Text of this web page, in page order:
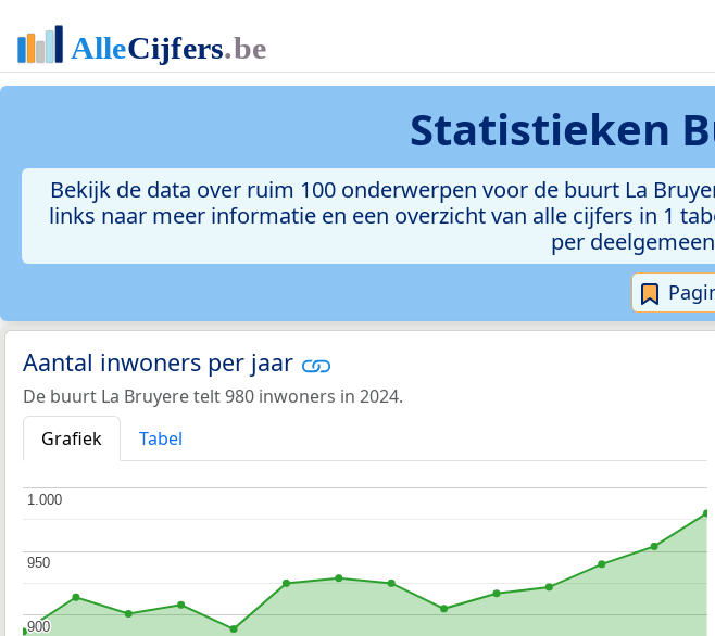
Statistieken
Bekijk de data over ruim 100 onderwerpen voor de buurt La
links naar meer informatie en een overzicht van alle cijfers in 1
per
Aantal inwoners per jaar
De buurt La Bruyere telt 980 inwoners in 2024.
Grafiek
Tabel
900
900
950
950
1.000
1.000